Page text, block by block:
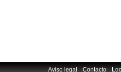
Aviso legal|Contacto|